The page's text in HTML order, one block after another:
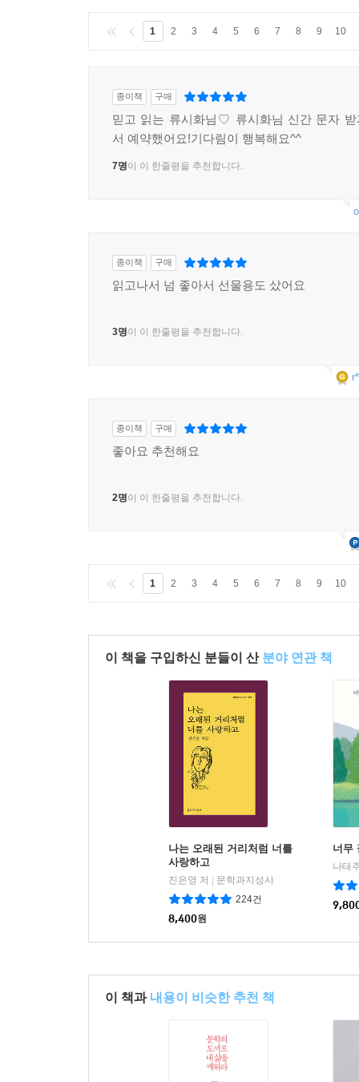
1 2 3 4 5 6 7 8 9 10
종이책 구매
믿고 읽는 류시화님♡ 류시화님 신간 문자 받
서 예약했어요!기다림이 행복해요^^
7명이 이 한줄평을 추천합니다.
종이책 구매
읽고나서 넘 좋아서 선물용도 샀어요
3명이 이 한줄평을 추천합니다.
종이책 구매
좋아요 추천해요
2명이 이 한줄평을 추천합니다.
1 2 3 4 5 6 7 8 9 10
이 책을 구입하신 분들이 산 분야 연관 책
나는 오래된 거리처럼 너를
사랑하고
진은영 저 | 문학과지성사
224건
8,400원
너무
나태
이 책과 내용이 비슷한 추천 책